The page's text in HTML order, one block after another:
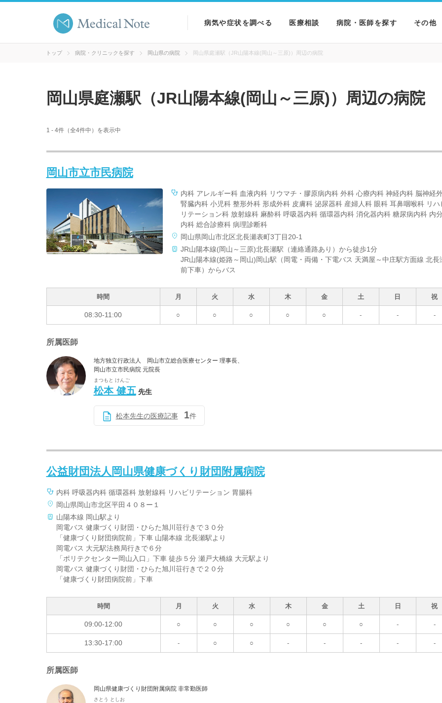
病気や症状を調べる
検査を調べる
医療相談 病院・医師を探す その他
トップ 病院・クリニックを探す 岡山県の病院 岡山県庭瀬駅（JR山陽本線(岡山～三原)）周辺の病院
岡山県庭瀬駅（JR山陽本線(岡山～三原)）周辺の病院
1 - 4件（全4件中）を表示中
岡山市立市民病院
内科 アレルギー科 血液内科 リウマチ・膠原病内科 外科 心療内科 神経内科 脳神経
腎臓内科 小児科 整形外科 形成外科 皮膚科 泌尿器科 産婦人科 眼科 耳鼻咽喉科 リハ
リテーション科 放射線科 麻酔科 呼吸器内科 循環器内科 消化器内科 糖尿病内科 内
内科 総合診療科 病理診断科
岡山県岡山市北区北長瀬表町3丁目20-1
JR山陽本線(岡山～三原)北長瀬駅（連絡通路あり）から徒歩1分
JR山陽本線(姫路～岡山)岡山駅（岡電・両備・下電バス 天満屋～中庄駅方面線 北長
前下車）からバス
時間 月 火 水 木 金 土 日 祝
08:30-11:00 ○ ○ ○ ○ ○ - - -
所属医師
地方独立行政法人 岡山市立総合医療センター 理事長、
岡山市立市民病院 元院長
まつもと けんご
松本 健五 先生
松本先生の医療記事 1件
公益財団法人岡山県健康づくり財団附属病院
内科 呼吸器内科 循環器科 放射線科 リハビリテーション 胃腸科
岡山県岡山市北区平田４０８ー１
山陽本線 岡山駅より
岡電バス 健康づくり財団・ひらた旭川荘行きで３０分
「健康づくり財団病院前」下車 山陽本線 北長瀬駅より
岡電バス 大元駅法務局行きで６分
「ポリテクセンター岡山入口」下車 徒歩５分 瀬戸大橋線 大元駅より
岡電バス 健康づくり財団・ひらた旭川荘行きで２０分
「健康づくり財団病院前」下車
時間 月 火 水 木 金 土 日 祝
09:00-12:00 ○ ○ ○ ○ ○ ○ - -
13:30-17:00 - ○ ○ - - - - -
所属医師
岡山県健康づくり財団附属病院 非常勤医師
さとう としお